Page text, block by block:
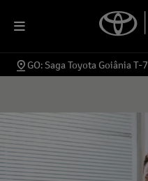
GO: Saga Toyota Goiânia T-7